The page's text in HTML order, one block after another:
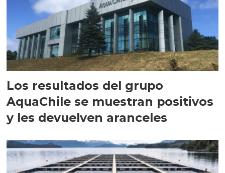
Los resultados del grupo
AquaChile se muestran positivos
y les devuelven aranceles